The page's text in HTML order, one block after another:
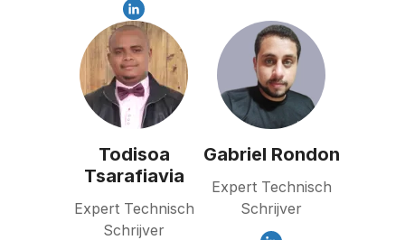
Todisoa
Tsarafiavia
Expert Technisch
Schrijver
Gabriel Rondon
Expert Technisch
Schrijver